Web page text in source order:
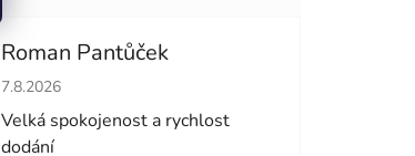
Roman Pantůček
Hodnocení obchodu je 5 z 5 hvězdiček.
7.8.2026
Velká spokojenost a rychlost
dodání